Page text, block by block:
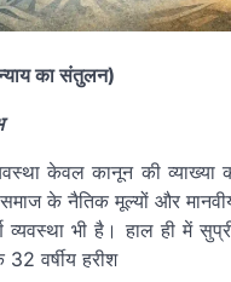
का संतुलन)
केवल कानून की व्याख्या
के नैतिक मूल्यों और
व्यवस्था भी है। हाल ही में
32 वर्षीय हरीश